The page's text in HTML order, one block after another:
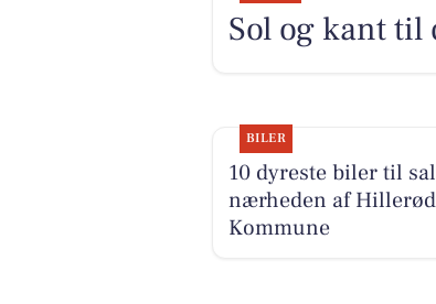
Sol og kant til
BILER
10 dyreste biler til
nærheden af Hillerød
Kommune